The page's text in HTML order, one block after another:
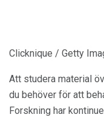
Clicknique / Getty
Att studera material
du behöver för att
Forskning har